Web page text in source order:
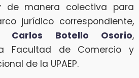
de manera colectiva para
jurídico correspondiente,
Carlos Botello Osorio,
Facultad de Comercio y
de la UPAEP.